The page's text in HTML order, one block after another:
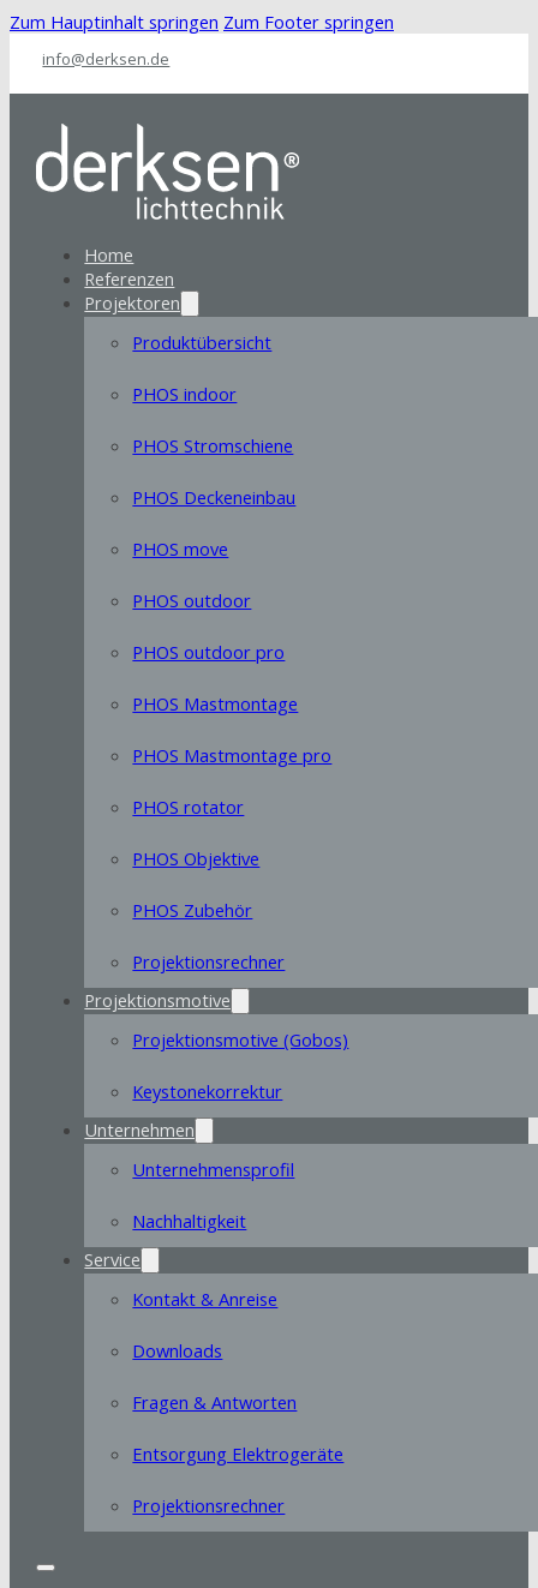
Zum Hauptinhalt springen Zum Footer springen
info@derksen.de
Home
Referenzen
Projektoren
Produktübersicht
PHOS indoor
PHOS Stromschiene
PHOS Deckeneinbau
PHOS move
PHOS outdoor
PHOS outdoor pro
PHOS Mastmontage
PHOS Mastmontage pro
PHOS rotator
PHOS Objektive
PHOS Zubehör
Projektionsrechner
Projektionsmotive
Projektionsmotive (Gobos)
Keystonekorrektur
Unternehmen
Unternehmensprofil
Nachhaltigkeit
Service
Kontakt & Anreise
Downloads
Fragen & Antworten
Entsorgung Elektrogeräte
Projektionsrechner